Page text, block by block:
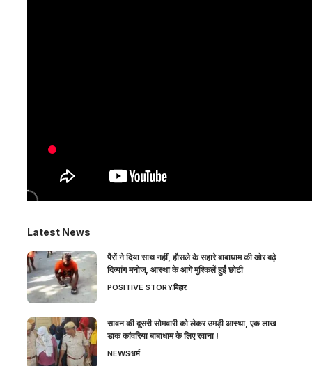
Latest News
पैरों ने दिया साथ नहीं, हौसले के सहारे बाबाधाम की ओर बढ़े
दिव्यांग मनोज, आस्था के आगे मुश्किलें हुईं छोटी
POSITIVE STORYबिहार
सावन की दूसरी सोमवारी को लेकर उमड़ी आस्था, एक लाख
डाक कांवरिया बाबाधाम के लिए रवाना !
NEWSधर्म